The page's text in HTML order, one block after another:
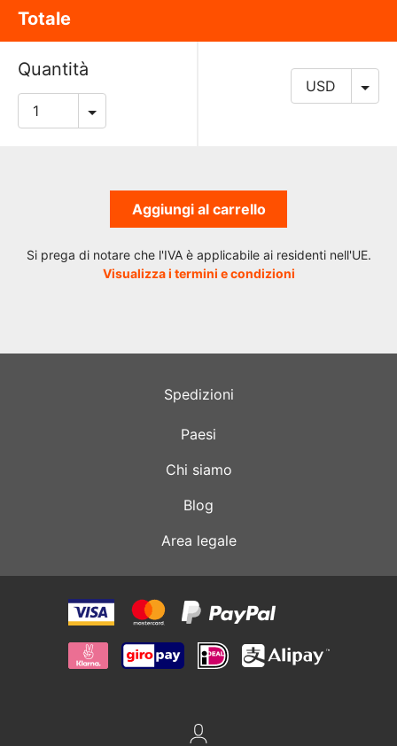
Totale
Quantità
Aggiungi al carrello
Si prega di notare che l'IVA è applicabile ai residenti nell'UE.
Visualizza i termini e condizioni
Spedizioni
Paesi
Chi siamo
Blog
Area legale